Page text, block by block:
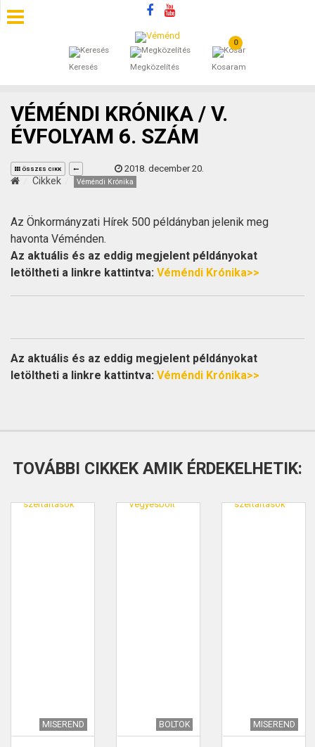
Keresés Megközelítés
0
Kosaram
SZÁLLÁSOK
ÁLTALÁNOS SZERZŐDÉSI FELTÉTELEK
KINCSES BARANYA VÉMÉND
VÉMÉNDI KRÓNIKA / V.
ÉVFOLYAM 6. SZÁM
ÖSSZES CIKK 2018. december 20.
Cikkek Véméndi Krónika
Az Önkormányzati Hírek 500 példányban jelenik meg
havonta Véménden.
Az aktuális és az eddig megjelent példányokat
letöltheti a linkre kattintva: Véméndi Krónika>>
Az aktuális és az eddig megjelent példányokat
letöltheti a linkre kattintva: Véméndi Krónika>>
TOVÁBBI CIKKEK AMIK ÉRDEKELHETIK:
MISEREND BOLTOK MISEREND